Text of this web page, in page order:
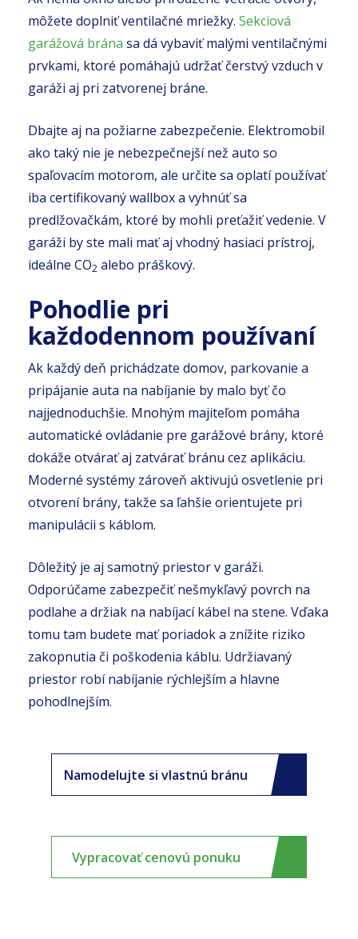
môžete doplniť ventilačné mriežky. Sekciová
garážová brána sa dá vybaviť malými ventilačnými
prvkami, ktoré pomáhajú udržať čerstvý vzduch v
garáži aj pri zatvorenej bráne.
Dbajte aj na požiarne zabezpečenie. Elektromobil
ako taký nie je nebezpečnejší než auto so
spaľovacím motorom, ale určite sa oplatí používať
iba certifikovaný wallbox a vyhnúť sa
predlžovačkám, ktoré by mohli preťažiť vedenie. V
garáži by ste mali mať aj vhodný hasiaci prístroj,
ideálne CO2 alebo práškový.
Pohodlie pri
každodennom používaní
Ak každý deň prichádzate domov, parkovanie a
pripájanie auta na nabíjanie by malo byť čo
najjednoduchšie. Mnohým majiteľom pomáha
automatické ovládanie pre garážové brány, ktoré
dokáže otvárať aj zatvárať bránu cez aplikáciu.
Moderné systémy zároveň aktivujú osvetlenie pri
otvorení brány, takže sa ľahšie orientujete pri
manipulácii s káblom.
Dôležitý je aj samotný priestor v garáži.
Odporúčame zabezpečiť nešmykľavý povrch na
podlahe a držiak na nabíjací kábel na stene. Vďaka
tomu tam budete mať poriadok a znížite riziko
zakopnutia či poškodenia káblu. Udržiavaný
priestor robí nabíjanie rýchlejším a hlavne
pohodlnejším.
Namodelujte si vlastnú bránu
Vypracovať cenovú ponuku